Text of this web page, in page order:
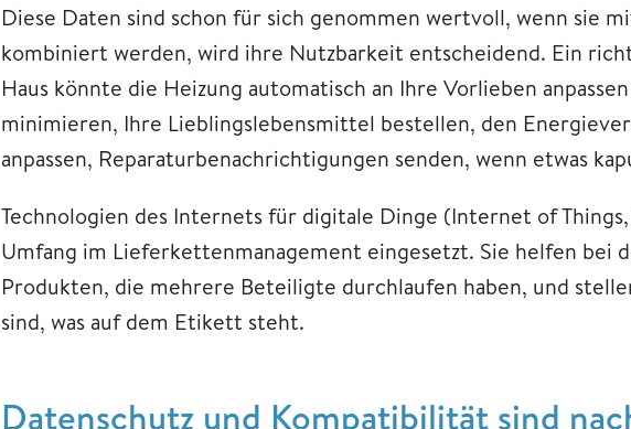
Diese Daten sind schon für sich genommen wertvoll, wenn sie
kombiniert werden, wird ihre Nutzbarkeit entscheidend. Ein
Haus könnte die Heizung automatisch an Ihre Vorlieben
minimieren, Ihre Lieblingslebensmittel bestellen, den
anpassen, Reparaturbenachrichtigungen senden, wenn etwas
Technologien des Internets für digitale Dinge (Internet of
Umfang im Lieferkettenmanagement eingesetzt. Sie helfen bei
Produkten, die mehrere Beteiligte durchlaufen haben, und
sind, was auf dem Etikett steht.
Datenschutz und Kompatibilität sind